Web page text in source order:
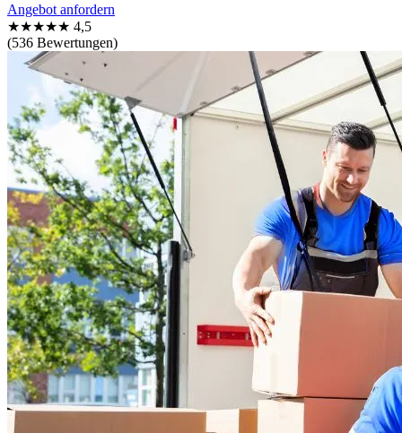
Angebot anfordern
★★★★★ 4,5
(536 Bewertungen)